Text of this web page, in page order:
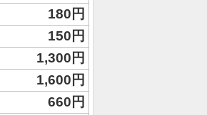
180円
150円
1,300円
1,600円
660円